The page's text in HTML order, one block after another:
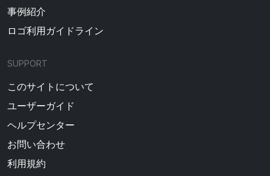
事例紹介
ロゴ利用ガイドライン
SUPPORT
このサイトについて
ユーザーガイド
ヘルプセンター
お問い合わせ
利用規約